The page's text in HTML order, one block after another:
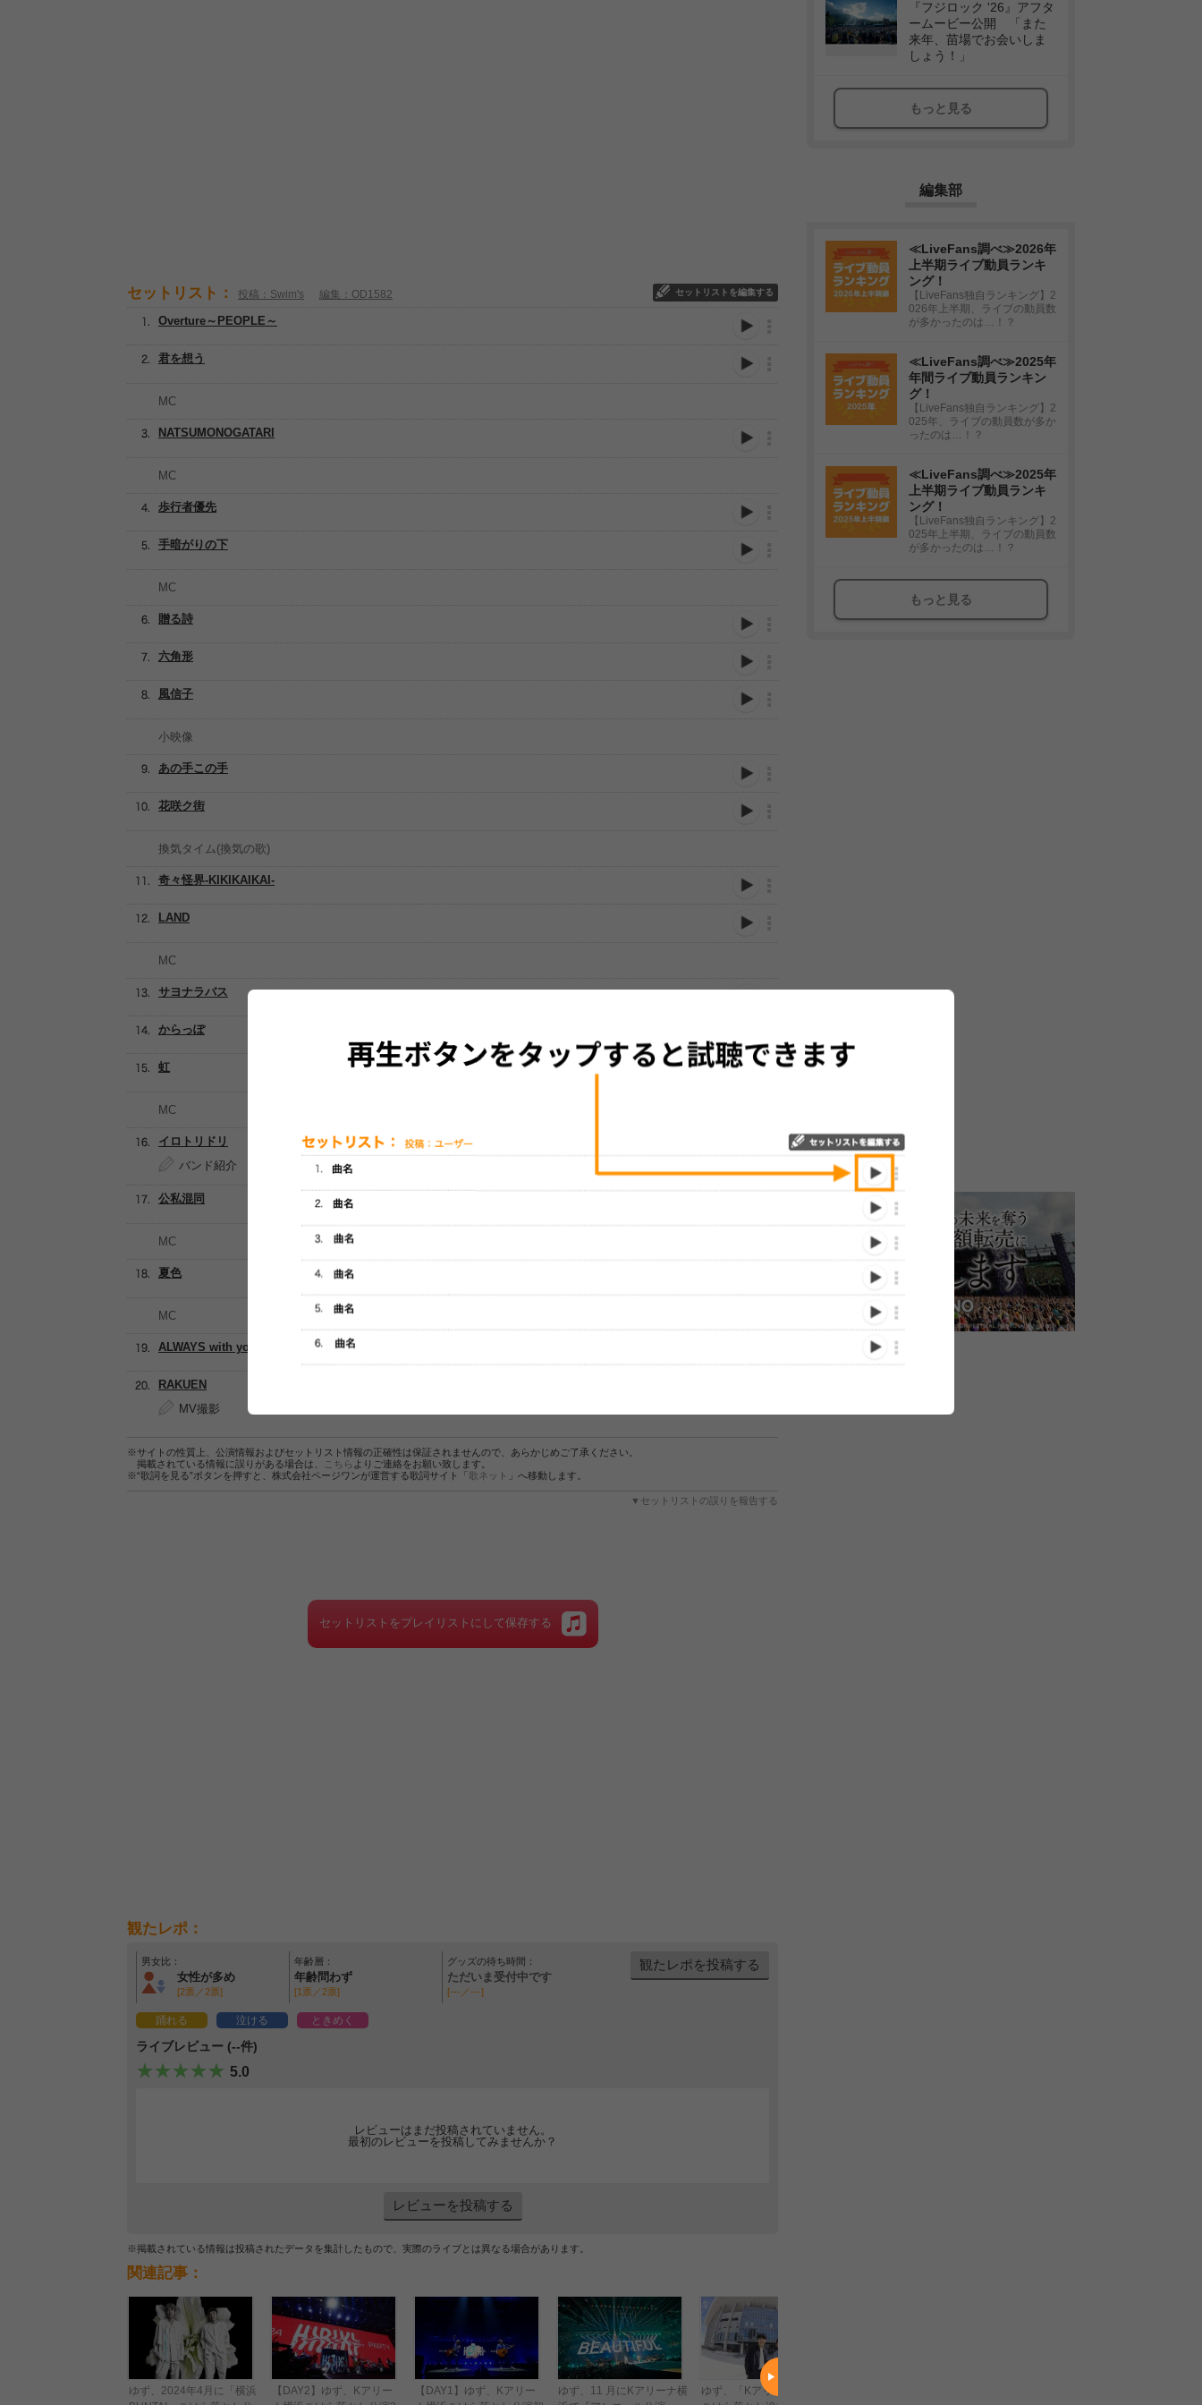
セットリスト： 投稿：Swim's 編集：OD1582 セットリストを編集する
歩行者優先
風信子
小映像
花咲ク街
換気タイム(換気の歌)
Overture～PEOPLE～
手暗がりの下
MC
贈る詩
六角形
君を想う
MC
あの手この手
NATSUMONOGATARI
MC
奇々怪界-KIKIKAIKAI-
LAND
MC
サヨナラバス
からっぽ
虹
MC
イロトリドリ
バンド紹介
公私混同
MC
夏色
MC
ALWAYS with you
RAKUEN
MV撮影
※サイトの性質上、公演情報およびセットリスト情報の正確性は保証されませんので、あらかじめご了承ください。
掲載されている情報に誤りがある場合は、
こちら よりご連絡をお願い致します。
※“歌詞を見る”ボタンを押すと、株式会社ページワンが運営する歌詞サイト「歌ネット 」へ移動します。
▼セットリストの誤りを報告する
セットリストをプレイリストにして保存する
観たレポ：
男女比：
女性が多め
[2票／2票]
年齢層：
年齢問わず
[1票／2票]
グッズの待ち時間：
ただいま受付中です
[---／---]
観たレポを投稿する
踊れる 泣ける ときめく
ライブレビュー (--件)
5.0
レビューはまだ投稿されていません。
最初のレビューを投稿してみませんか？
レビューを投稿する
※掲載されている情報は投稿されたデータを集計したもので、実際のライブとは異なる場合があります。
関連記事：
ゆず、2024年4月に「横浜
【DAY2】ゆず、Kアリー
【DAY1】ゆず、Kアリー
ゆず、11 月にKアリーナ横
ゆず、「Kアリーナ横浜」
『フジロック '26』アフタ
ームービー公開 「また
来年、苗場でお会いしま
しょう！」
もっと見る
編集部
≪LiveFans調べ≫2026年
上半期ライブ動員ランキ
ング！
【LiveFans独自ランキング】2
026年上半期、ライブの動員数
が多かったのは…！？
≪LiveFans調べ≫2025年
年間ライブ動員ランキン
グ！
【LiveFans独自ランキング】2
025年、ライブの動員数が多か
ったのは…！？
≪LiveFans調べ≫2025年
上半期ライブ動員ランキ
ング！
【LiveFans独自ランキング】2
025年上半期、ライブの動員数
が多かったのは…！？
もっと見る